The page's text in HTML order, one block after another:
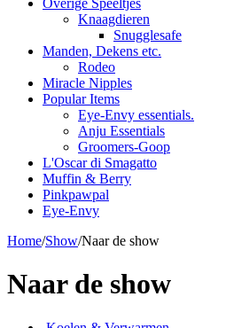
Overige Speeltjes
Knaagdieren
Snugglesafe
Manden, Dekens etc.
Rodeo
Miracle Nipples
Popular Items
Eye-Envy essentials.
Anju Essentials
Groomers-Goop
L'Oscar di Smagatto
Muffin & Berry
Pinkpawpal
Eye-Envy
Home/Show/Naar de show
Naar de show